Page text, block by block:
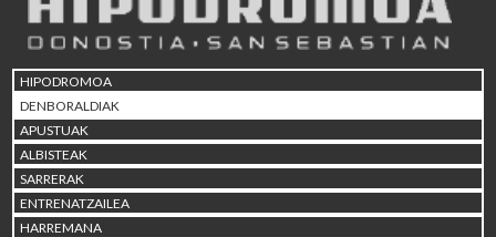
HIPODROMOA
DENBORALDIAK
APUSTUAK
ALBISTEAK
SARRERAK
ENTRENATZAILEA
HARREMANA